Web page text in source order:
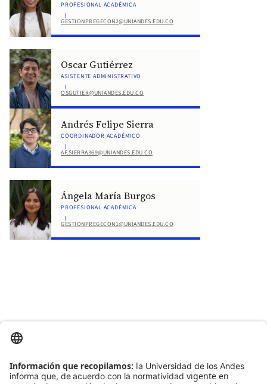
PROFESIONAL ACADÉMICA
GESTIONPREGECON2@UNIANDES.EDU.CO
Oscar Gutiérrez
ASISTENTE ADMINISTRATIVO
OSGUTIER@UNIANDES.EDU.CO
Andrés Felipe Sierra
COORDINADOR ACADÉMICO
AF.SIERRA369@UNIANDES.EDU.CO
Ángela María Burgos
PROFESIONAL ACADÉMICA
GESTIONPREGECON1@UNIANDES.EDU.CO